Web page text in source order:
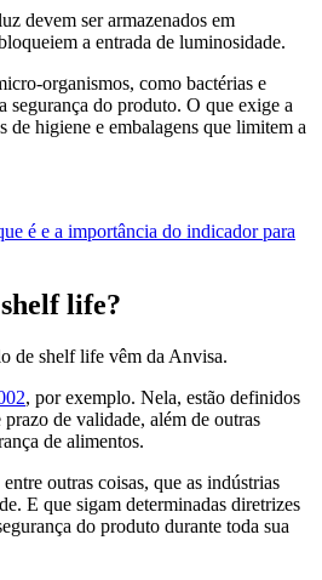
devem ser armazenados em
a entrada de luminosidade.
organismos, como bactérias e
segurança do produto. O que exige a
de higiene e embalagens que limitem a
é e a importância do indicador para
life?
de shelf life vêm da Anvisa.
, por exemplo. Nela, estão definidos
de validade, além de outras
de alimentos.
outras coisas, que as indústrias
E que sigam determinadas diretrizes
do produto durante toda sua